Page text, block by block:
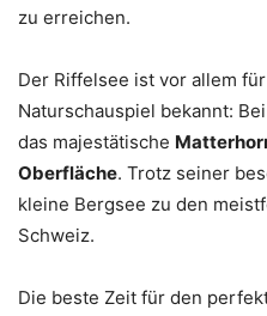
zu erreichen.
Der Riffelsee ist vor allem
Naturschauspiel bekannt:
das majestätische
Oberfläche. Trotz seiner
kleine Bergsee zu den
Schweiz.
Die beste Zeit für den